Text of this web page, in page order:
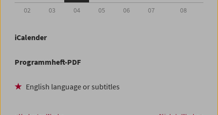
02
03 04 05 06 07 08
iCalender
Programmheft-PDF
English language or subtitles